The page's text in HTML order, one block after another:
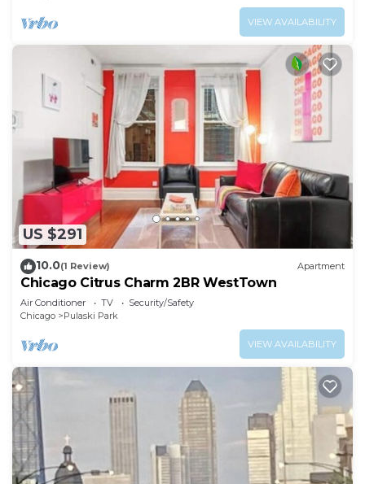
VIEW AVAILABILITY
US $291
10.0(1 Review) Apartment
Chicago Citrus Charm 2BR WestTown
Air Conditioner TV
Security/Safety
Chicago
Pulaski Park
VIEW AVAILABILITY